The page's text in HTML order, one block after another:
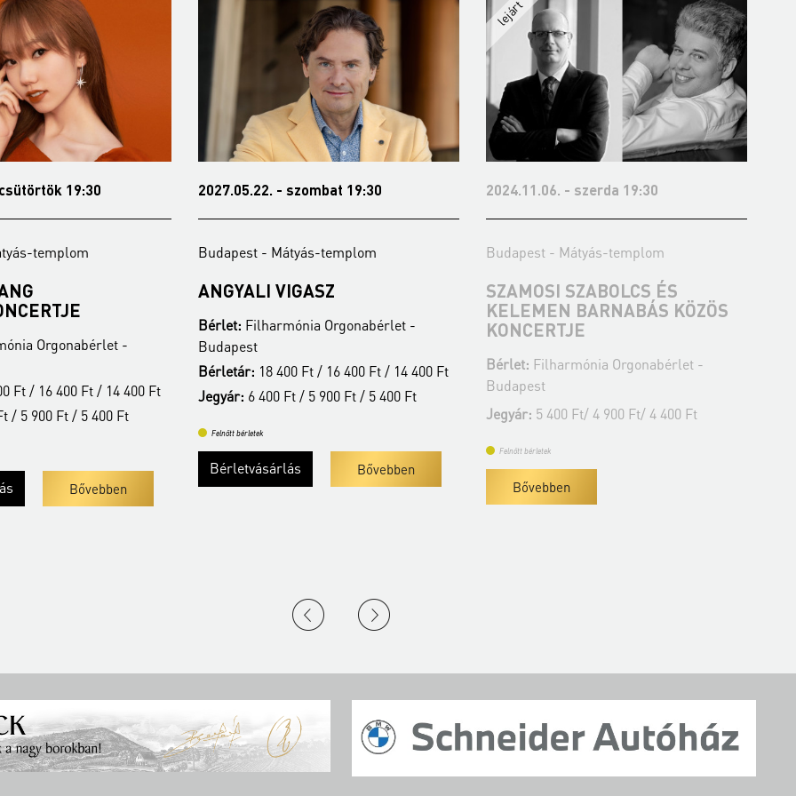
2027.05.22. - szombat 19:30
Budapest - Mátyás-templom
ANGYALI VIGASZ
Filharmónia Orgonabérlet -
Budapest
18 400 Ft / 16 400 Ft / 14 400 Ft
Jegyár:6 400 Ft / 5 900 Ft / 5 400 Ft
Bérletvásárlás Bővebben
2024.11.06. - szerda 19:30
Budapest - Mátyás-templom
SZAMOSI SZABOLCS ÉS
KELEMEN BARNABÁS KÖZÖS
KONCERTJE
Bérlet: Filharmónia Orgonabérlet -
5 400 Ft/ 4 900 Ft/ 4 400 Ft
Felnőtt bérletek
Bővebben
2024.12.28. - szombat 19:30
Budapest - Mátyás-templom
WOLFGANG SEIFEN
ORGONAKONCERTJE
Budapest